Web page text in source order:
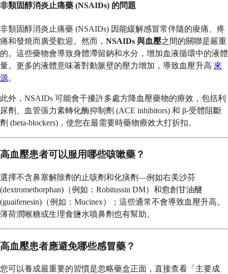
非類固醇消炎止痛藥 (NSAIDs) 的問題
非類固醇消炎止痛藥 (NSAIDs) 因能緩解感冒常伴隨的痠痛、疼
痛和發燒而廣受歡迎。然而， NSAIDs 與血壓之間的關聯是嚴重
的。這些藥物會導致身體滯留鈉和水分，增加血液循環中的液體
量。更多的液體意味著對動脈壁的壓力增加，導致血壓升高 來
源。
此外，NSAIDs 可能會干擾許多處方降血壓藥物的療效，包括利
尿劑、血管張力素轉化酶抑制劑 (ACE inhibitors) 和 β-受體阻斷
劑 (beta-blockers)，使您在最需要時藥物療效大打折扣。
高血壓患者可以服用哪些咳嗽藥？
選擇不含鼻塞解除劑的止咳劑和化痰劑—例如右美沙芬
(dextromethorphan)（例如：Robitussin DM）和愈創甘油醚
(guaifenesin)（例如：Mucinex）；這些通常不會導致血壓升高。
薄荷潤喉糖或生理食鹽水噴鼻劑也有幫助。
高血壓患者應避免哪些感冒藥？
您可以養成最重要的習慣是忽略藥盒正面，直接查看「主要成